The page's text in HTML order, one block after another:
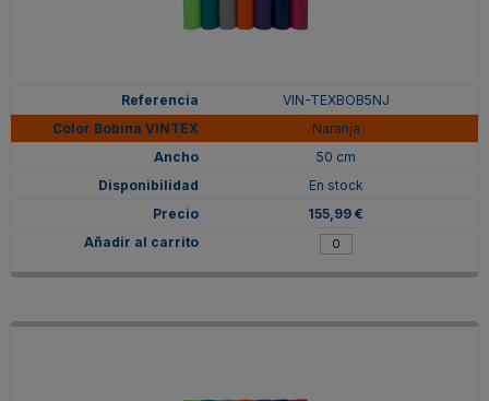
VIN-TEXBOB5NJ
Naranja
50 cm
En stock
155,99 €